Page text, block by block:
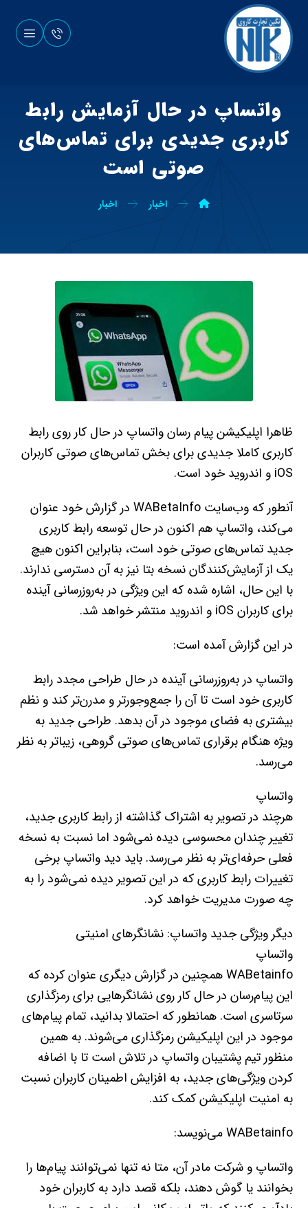
واتساپ در حال آزمایش رابط
کاربری جدیدی برای تماس‌های
صوتی است
اخبار اخبار
ظاهرا اپلیکیشن پیام رسان واتساپ در حال کار روی رابط
کاربری کاملا جدیدی برای بخش تماس‌های صوتی کاربران
iOS و اندروید خود است.
آنطور که وب‌سایت WABetaInfo در گزارش خود عنوان
می‌کند، واتساپ هم اکنون در حال توسعه رابط کاربری
جدید تماس‌های صوتی خود است، بنابراین اکنون هیچ
یک از آزمایش‌کنندگان نسخه بتا نیز به آن دسترسی ندارند.
با این حال، اشاره شده که این ویژگی در به‌روزرسانی آینده
برای کاربران iOS و اندروید منتشر خواهد شد.
در این گزارش آمده است:
واتساپ در به‌روزرسانی آینده در حال طراحی مجدد رابط
کاربری خود است تا آن را جمع‌و‌جورتر و مدرن‌تر کند و نظم
بیشتری به فضای موجود در آن بدهد. طراحی جدید به
ویژه هنگام برقراری تماس‌های صوتی گروهی، زیباتر به نظر
می‌رسد.
واتساپ
هرچند در تصویر به اشتراک گذاشته از رابط کاربری جدید،
تغییر چندان محسوسی دیده نمی‌شود اما نسبت به نسخه
فعلی حرفه‌ای‌تر به نظر می‌رسد. باید دید واتساپ برخی
تغییرات رابط کاربری که در این تصویر دیده نمی‌شود را به
چه صورت مدیریت خواهد کرد.
دیگر ویژگی جدید واتساپ: نشانگرهای امنیتی
واتساپ
WABetainfo همچنین در گزارش دیگری عنوان کرده که
این پیام‌رسان در حال کار روی نشانگرهایی برای رمزگذاری
سرتاسری است. همانطور که احتمالا بدانید، تمام پیام‌های
موجود در این اپلیکیشن رمزگذاری می‌شوند. به همین
منظور تیم پشتیبان واتساپ در تلاش است تا با اضافه
کردن ویژگی‌های جدید، به افزایش اطمینان کاربران نسبت
به امنیت اپلیکیشن کمک کند.
WABetainfo می‌نویسد:
واتساپ و شرکت مادر آن، متا نه تنها نمی‌توانند پیام‌ها را
بخوانند یا گوش دهند، بلکه قصد دارد به کاربران خود